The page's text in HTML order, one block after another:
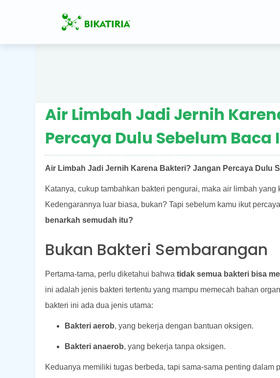
Air Limbah Jadi Jernih
Percaya Dulu Sebelum Baca
Air Limbah Jadi Jernih Karena Bakteri? Jangan Percaya Dulu
Katanya, cukup tambahkan bakteri pengurai, maka air limbah
Kedengarannya luar biasa, bukan? Tapi sebelum kamu ikut
benarkah semudah itu?
Bukan Bakteri Sembarangan
Pertama-tama, perlu diketahui bahwa tidak semua bakteri bisa
ini adalah jenis bakteri tertentu yang mampu memecah bahan
bakteri ini ada dua jenis utama:
Bakteri aerob, yang bekerja dengan bantuan oksigen.
Bakteri anaerob, yang bekerja tanpa oksigen.
Keduanya memiliki tugas berbeda, tapi sama-sama penting dalam